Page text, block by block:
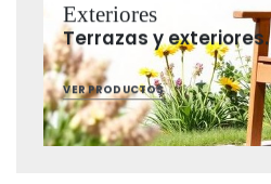
Exteriores
Terrazas y exteriores.
VER PRODUCTOS